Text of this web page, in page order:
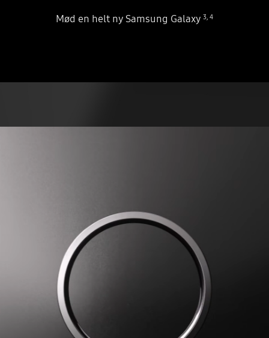
Mød en helt ny Samsung Galaxy 3, 4